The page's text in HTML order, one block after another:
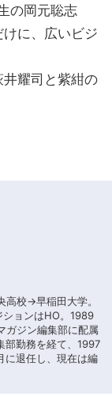
の岡元聡志
けに、広いビジ
井耀司と紫紺の
高校→早稲田大学。
ションはHO。1989
ガジン編集部に配属
部勤務を経て、1997
に退任し、現在は編